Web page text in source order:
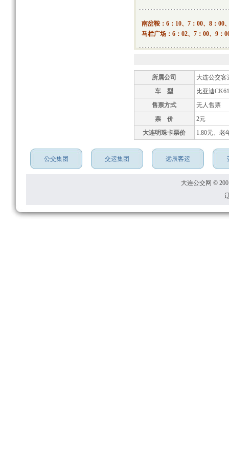
南岔鞍：6：10、7：00、8：00
马栏广场：6：02、7：00、9：
所属公司
大连公交客
车 型
比亚迪
售票方式
无人售票
票 价
2元
大连明珠卡票价
1.80元、老
公交集团 交运集团 远辰客运
大连公交网 ©